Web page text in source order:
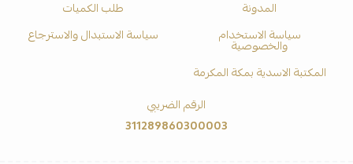
المدونة
طلب الكميات
سياسة الاستخدام
والخصوصية
سياسة الاستبدال والاسترجاع
المكتبة الاسدية بمكة المكرمة
الرقم الضريبي
311289860300003